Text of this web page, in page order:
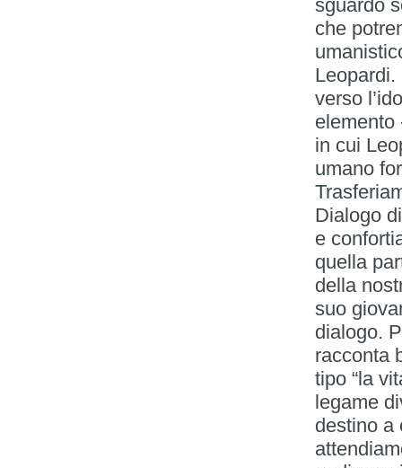
sguardo
che
verso
elemento
in cui
umano
Dialogo
e
quella
della
suo
dialogo.
racconta
tipo “la
legame
destino a